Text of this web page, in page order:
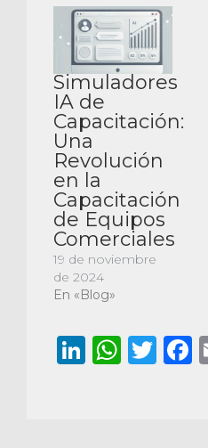
Simuladores
IA de
Capacitación:
Una
Revolución
en la
Capacitación
de Equipos
Comerciales
19 de noviembre
de 2024
En «Blog»
LinkedIn